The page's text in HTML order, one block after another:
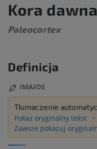
Kora dawna
Paleocortex
Definicja
IMAIOS
Tłumaczenie
Pokaż oryginalny tekst
Zawsze pokazuj